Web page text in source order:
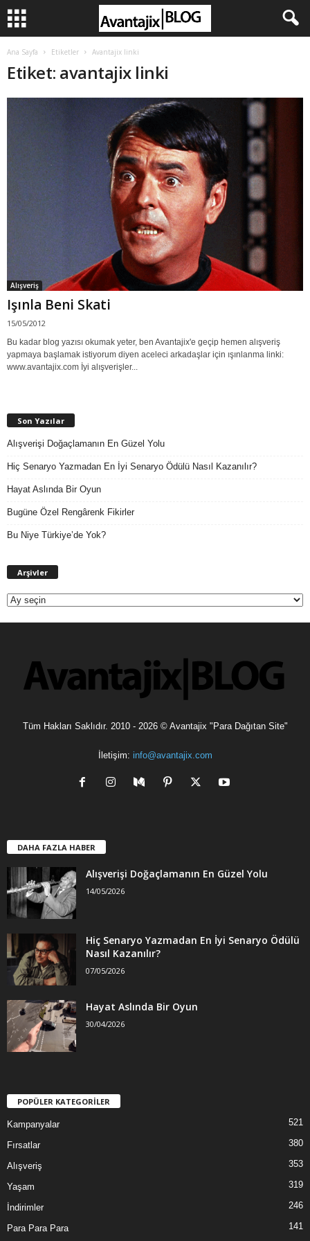
Ana Sayfa Etiketler Avantajix linki
Etiket: avantajix linki
Alışveriş
Işınla Beni Skati
15/05/2012
Bu kadar blog yazısı okumak yeter, ben Avantajix'e geçip hemen alışveriş
yapmaya başlamak istiyorum diyen aceleci arkadaşlar için ışınlanma linki:
www.avantajix.com İyi alışverişler...
Son Yazılar
Alışverişi Doğaçlamanın En Güzel Yolu
Hiç Senaryo Yazmadan En İyi Senaryo Ödülü Nasıl Kazanılır?
Hayat Aslında Bir Oyun
Bugüne Özel Rengârenk Fikirler
Bu Niye Türkiye’de Yok?
Arşivler
Tüm Hakları Saklıdır. 2010 - 2026 © Avantajix "Para Dağıtan Site"
İletişim: info@avantajix.com
DAHA FAZLA HABER
Alışverişi Doğaçlamanın En Güzel Yolu
14/05/2026
Hiç Senaryo Yazmadan En İyi Senaryo Ödülü
Nasıl Kazanılır?
07/05/2026
Hayat Aslında Bir Oyun
30/04/2026
POPÜLER KATEGORİLER
Kampanyalar 521
Fırsatlar 380
Alışveriş 353
Yaşam 319
İndirimler 246
Para Para Para 141